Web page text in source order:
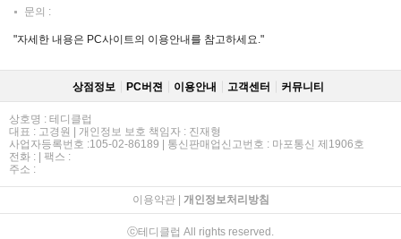
문의 :
"자세한 내용은 PC사이트의 이용안내를 참고하세요."
상점정보 PC버젼 이용안내 고객센터 커뮤니티
상호명 : 테디클럽
대표 : 고경원 | 개인정보 보호 책임자 : 진재형
사업자등록번호 :105-02-86189 | 통신판매업신고번호 : 마포통신 제1906호
전화 : | 팩스 :
주소 :
이용약관| 개인정보처리방침
ⓒ테디클럽 All rights reserved.